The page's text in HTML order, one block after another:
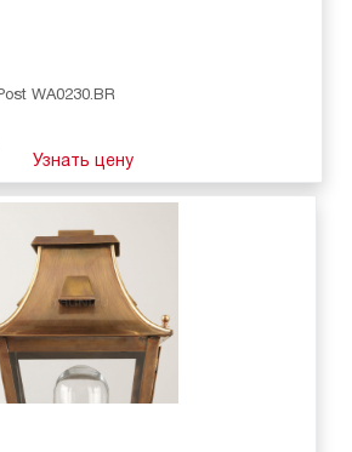
WA0230.BR
Узнать цену